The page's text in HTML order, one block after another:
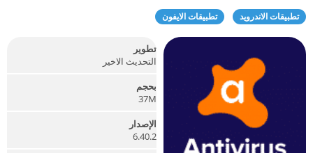
تطبيقات الاندرويد تطبيقات الايفون
تطوير
التحديث الاخير
بحجم
37M
الإصدار
6.40.2